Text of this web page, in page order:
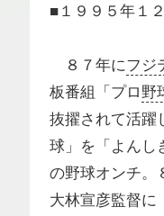
■１９９５年１
８７年にフジ
板番組「プロ 野
抜擢されて活躍
球」を「よんし
の野球オンチ。
大林宣彦監督に